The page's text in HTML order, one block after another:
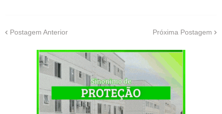
Postagem Anterior Próxima Postagem